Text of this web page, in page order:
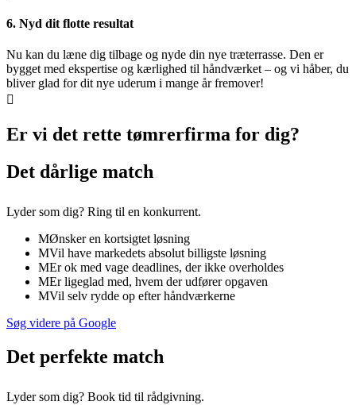
6. Nyd dit flotte resultat
Nu kan du læne dig tilbage og nyde din nye træterrasse. Den er
bygget med ekspertise og kærlighed til håndværket – og vi håber, du
bliver glad for dit nye uderum i mange år fremover!

Er vi det rette tømrerfirma for dig?
Det dårlige match
Lyder som dig? Ring til en konkurrent.
MØnsker en kortsigtet løsning
MVil have markedets absolut billigste løsning
MEr ok med vage deadlines, der ikke overholdes
MEr ligeglad med, hvem der udfører opgaven
MVil selv rydde op efter håndværkerne
Søg videre på Google
Det perfekte match
Lyder som dig? Book tid til rådgivning.